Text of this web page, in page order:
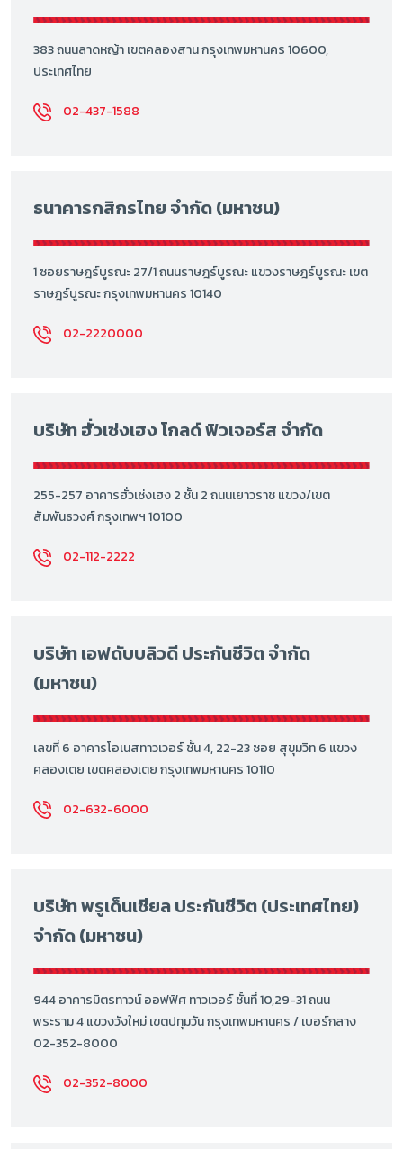
383 ถนนลาดหญ้า เขตคลองสาน กรุงเทพมหานคร 10600,
ประเทศไทย
02-437-1588
ธนาคารกสิกรไทย จำกัด (มหาชน)
1 ซอยราษฎร์บูรณะ 27/1 ถนนราษฎร์บูรณะ แขวงราษฎร์บูรณะ เขต
ราษฎร์บูรณะ กรุงเทพมหานคร 10140
02-2220000
บริษัท ฮั่วเซ่งเฮง โกลด์ ฟิวเจอร์ส จำกัด
255-257 อาคารฮั่วเซ่งเฮง 2 ชั้น 2 ถนนเยาวราช แขวง/เขต
สัมพันธวงศ์ กรุงเทพฯ 10100
02-112-2222
บริษัท เอฟดับบลิวดี ประกันชีวิต จำกัด
(มหาชน)
เลขที่ 6 อาคารโอเนสทาวเวอร์ ชั้น 4, 22-23 ซอย สุขุมวิท 6 แขวง
คลองเตย เขตคลองเตย กรุงเทพมหานคร 10110
02-632-6000
บริษัท พรูเด็นเชียล ประกันชีวิต (ประเทศไทย)
จำกัด (มหาชน)
944 อาคารมิตรทาวน์ ออฟฟิศ ทาวเวอร์ ชั้นที่ 10,29-31 ถนน
พระราม 4 แขวงวังใหม่ เขตปทุมวัน กรุงเทพมหานคร / เบอร์กลาง
02-352-8000
02-352-8000